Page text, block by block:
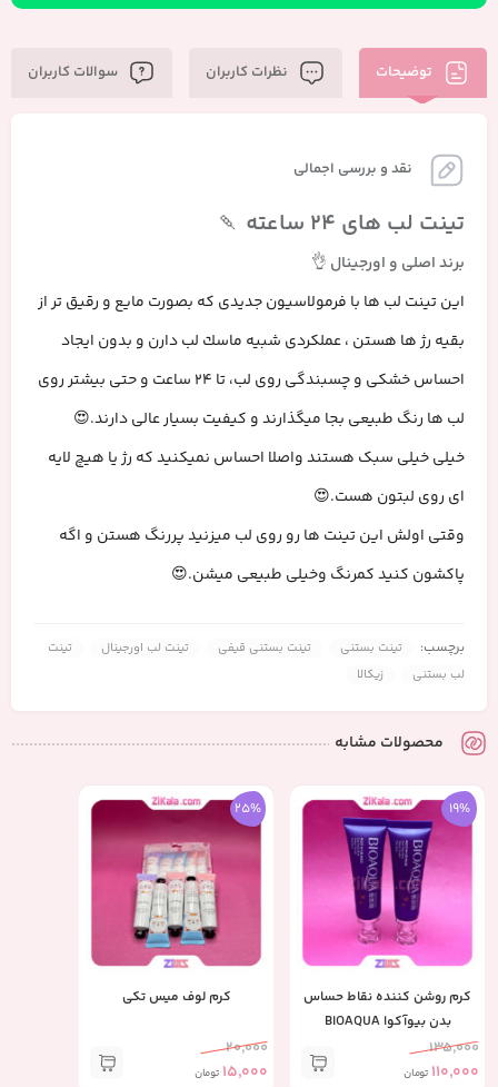
توضیحات نظرات کاربران سوالات کاربران
نقد و بررسی اجمالی
تینت لب های ٢٤ ساعته 🍡
برند اصلی و اورجینال 👌
این تینت لب ها با فرمولاسيون جديدی كه بصورت مايع و رقيق تر از
بقيه رژ ها هستن ، عملكردى شبيه ماسك لب دارن و بدون ايجاد
احساس خشكى و چسبندگى روى لب، تا ٢٤ ساعت و حتى بيشتر روى
لب ها رنگ طبيعى بجا ميگذارند و كيفيت بسيار عالى دارند.😍
خیلی خیلی سبک هستند و‌اصلا احساس‌ نمیکنید که رژ یا هیچ لایه
ای روی لبتون هست.😍
وقتی اولش این تینت ها رو روی لب میزنید پررنگ هستن و اگه
پاکشون کنید کمرنگ و‌خیلی طبیعی میشن.😍
برچسب: تینت بستنی تینت بستنی قیفی تینت لب اورجینال
تینت
لب بستنی
زیکالا
محصولات مشابه
19%
کرم روشن کننده نقاط حساس
بدن بیوآکوا BIOAQUA
135,000
110,000 تومان
25%
کرم لوف میس تکی
20,000
15,000 تومان